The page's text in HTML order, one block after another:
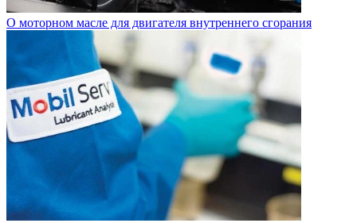
О моторном масле для двигателя внутреннего сгорания